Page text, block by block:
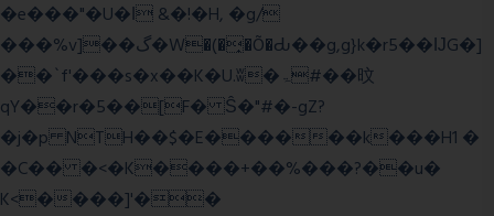
�e���"�U�ǀ &�!�H, �g/
���%v]��گ�W�(�̟�Õ�Ԃ��g,g}k�r5��ĲG�]
��`f'���s�x��K�U.ʬ�ۃ#��旼
qY��r�5��[F� Ŝ�"#�-gZ?
�j�p NTH��$�E������k���H1 �
�C�� �<�K����+��%���?��u�
K<����]'��